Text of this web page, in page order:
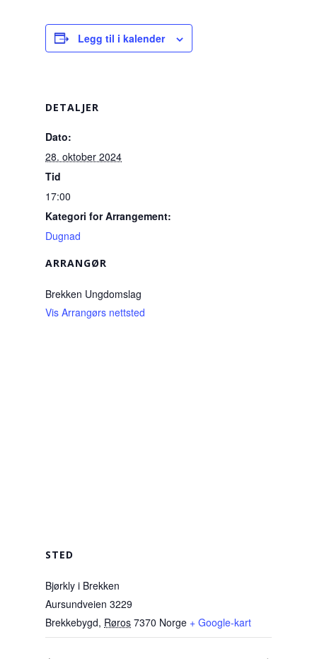
Legg til i kalender
DETALJER
Dato:
28. oktober 2024
Tid
17:00
Kategori for Arrangement:
Dugnad
ARRANGØR
Brekken Ungdomslag
Vis Arrangørs nettsted
STED
Bjørkly i Brekken
Aursundveien 3229
Brekkebygd, Røros 7370 Norge + Google-kart
Aktuelt